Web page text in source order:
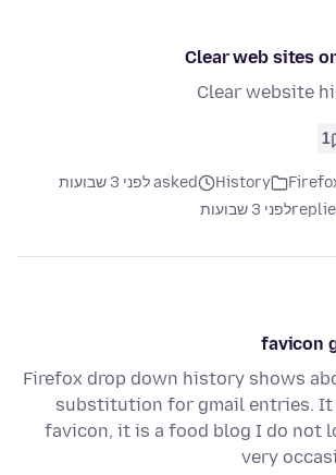
Clear web sites
Clear website
1
History
asked לפני 3 שבועות
לפני 3 שבועות
favicon
Firefox drop down history shows
substitution for gmail entries. It
favicon, it is a food blog I do not
very